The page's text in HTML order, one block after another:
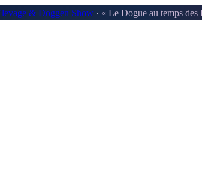
& Doggen Show · « Le Dogue au temps des